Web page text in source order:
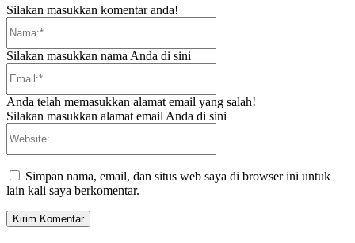
Silakan masukkan komentar anda!
Silakan masukkan nama Anda di sini
Anda telah memasukkan alamat email yang salah!
Silakan masukkan alamat email Anda di sini
Simpan nama, email, dan situs web saya di browser ini untuk
lain kali saya berkomentar.